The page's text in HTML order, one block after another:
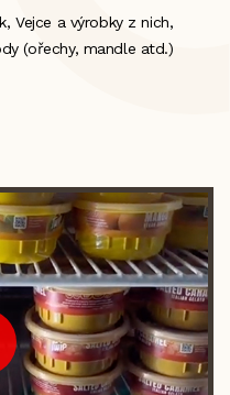
Vejce a výrobky z nich,
(ořechy, mandle atd.)